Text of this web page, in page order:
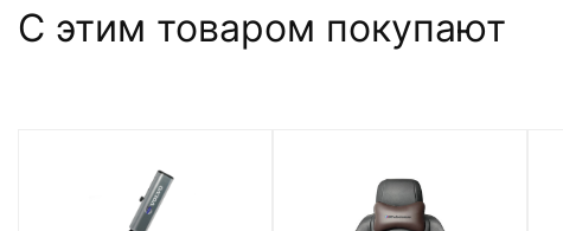
С этим товаром покупают